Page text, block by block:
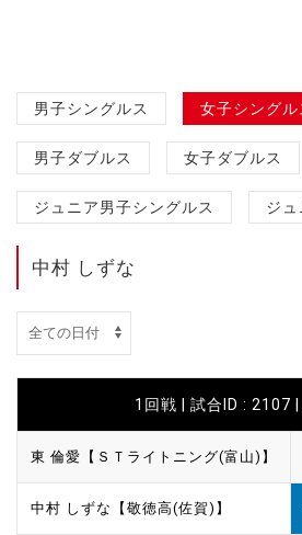
男子シングルス 女子シングル
男子ダブルス 女子ダブルス
ジュニア男子シングルス ジ
中村 しずな
1回戦 | 試合ID : 2107 |
東 倫愛【ＳＴライトニング(富山)】
中村 しずな【敬徳高(佐賀)】